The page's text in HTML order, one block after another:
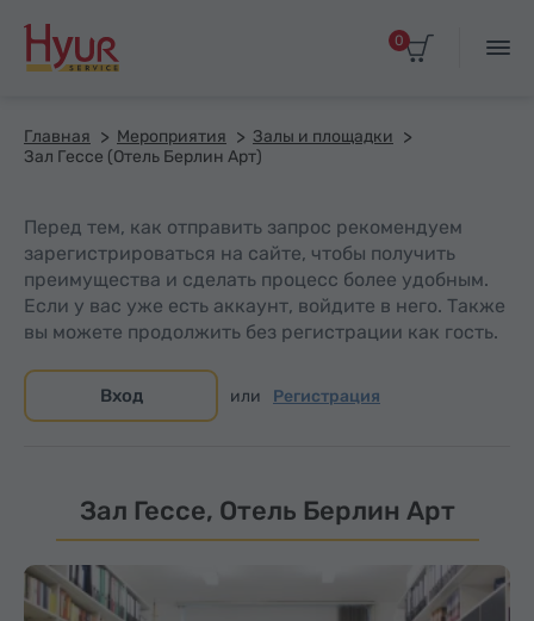
0
Главная Мероприятия
Залы и площадки
Зал Гессе (Отель Берлин Арт)
Перед тем, как отправить запрос рекомендуем
зарегистрироваться на сайте, чтобы получить
преимущества и сделать процесс более удобным.
Если у вас уже есть аккаунт, войдите в него. Также
вы можете продолжить без регистрации как гость.
Вход или Регистрация
Зал Гессе, Отель Берлин Арт